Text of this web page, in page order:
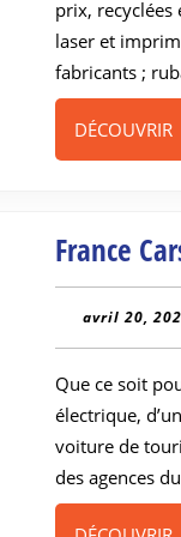
prix,
laser et
fabricants ;
DÉCOUVRIR
France
avril 20,
Que ce soit pour la location d’une voiture
électrique,
voiture de
des agences